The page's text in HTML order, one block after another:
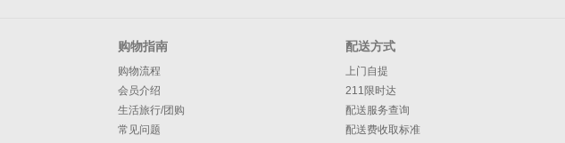
购物指南
购物流程
会员介绍
生活旅行/团购
常见问题
配送方式
上门自提
211限时达
配送服务查询
配送费收取标准